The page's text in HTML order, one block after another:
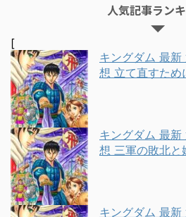
人気記事ラン
[
キングダム 最
想 立て直すため
キングダム 最
想 三軍の敗北と
キングダム 最